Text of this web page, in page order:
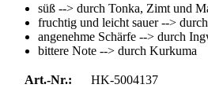
süß --> durch Tonka, Zimt und
fruchtig und leicht sauer -->
angenehme Schärfe --> durch
bittere Note --> durch Kurkuma
Art.-Nr.:
HK-5004137